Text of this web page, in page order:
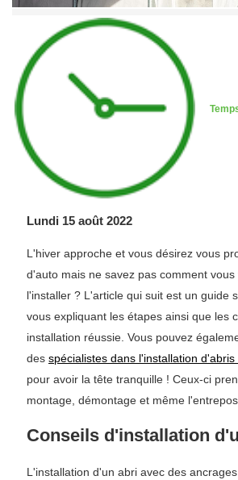
Lundi 15 août 2022
L'hiver approche et vous désirez vous
d'auto mais ne savez pas comment
l'installer ? L'article qui suit est un guide
vous expliquant les étapes ainsi que les
installation réussie. Vous pouvez
des spécialistes dans l'installation d'abris
pour avoir la tête tranquille ! Ceux-ci
montage, démontage et même
Conseils d'installation
L'installation d'un abri avec des